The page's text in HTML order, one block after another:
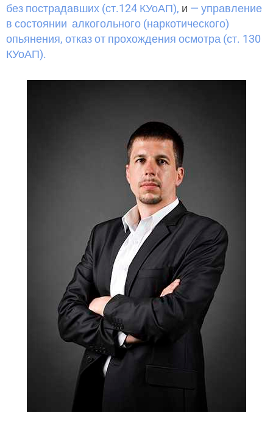
без пострадавших (ст.124 КУоАП), и — управление
в состоянии алкогольного (наркотического)
опьянения, отказ от прохождения осмотра (ст. 130
КУоАП).